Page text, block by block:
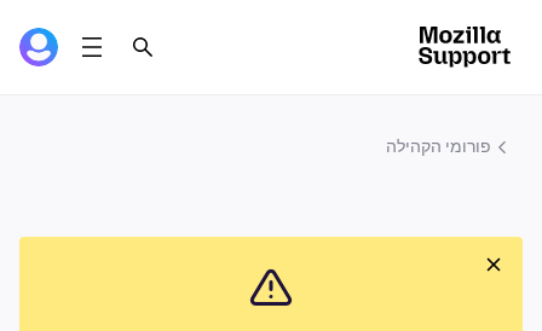
פורומי הקהילה